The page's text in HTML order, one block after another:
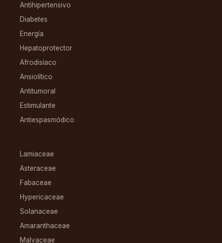
Antihipertensivo
Diabetes
Energía
Hepatoprotector
Afrodisíaco
Ansiolítico
Antitumoral
Estimulante
Antiespasmódico
Lamiaceae
Asteraceae
Fabaceae
Hypericaceae
Solanaceae
Amaranthaceae
Malvaceae